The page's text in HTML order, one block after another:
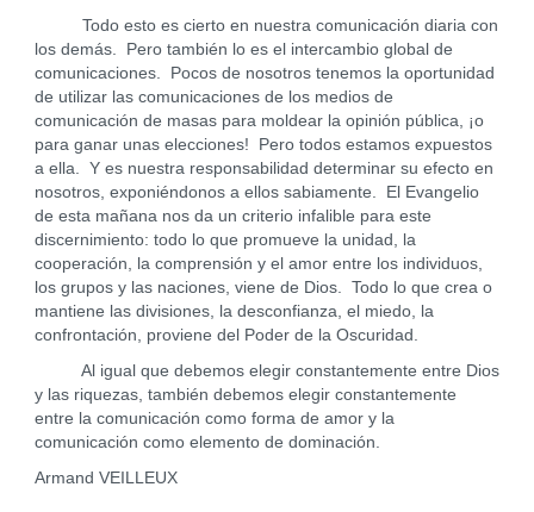
Todo esto es cierto en nuestra comunicación diaria con
los demás. Pero también lo es el intercambio global de
comunicaciones. Pocos de nosotros tenemos la oportunidad
de utilizar las comunicaciones de los medios de
comunicación de masas para moldear la opinión pública, ¡o
para ganar unas elecciones! Pero todos estamos expuestos
a ella. Y es nuestra responsabilidad determinar su efecto en
nosotros, exponiéndonos a ellos sabiamente. El Evangelio
de esta mañana nos da un criterio infalible para este
discernimiento: todo lo que promueve la unidad, la
cooperación, la comprensión y el amor entre los individuos,
los grupos y las naciones, viene de Dios. Todo lo que crea o
mantiene las divisiones, la desconfianza, el miedo, la
confrontación, proviene del Poder de la Oscuridad.
Al igual que debemos elegir constantemente entre Dios
y las riquezas, también debemos elegir constantemente
entre la comunicación como forma de amor y la
comunicación como elemento de dominación.
Armand VEILLEUX